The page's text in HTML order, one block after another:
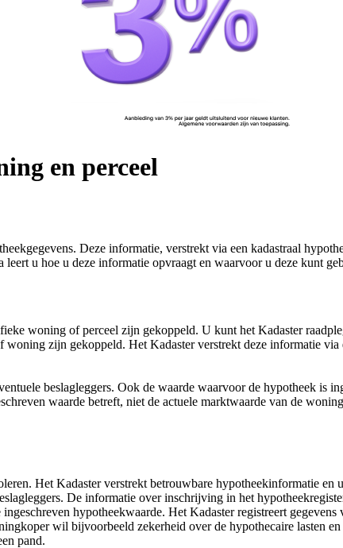
en perceel
Deze informatie, verstrekt via een kadastraal
u hoe u deze informatie opvraagt en waarvoor u deze kunt
woning of perceel zijn gekoppeld. U kunt het Kadaster
zijn gekoppeld. Het Kadaster verstrekt deze informatie via
beslagleggers. Ook de waarde waarvoor de hypotheek is
waarde betreft, niet de actuele marktwaarde van de
Het Kadaster verstrekt betrouwbare hypotheekinformatie en
De informatie over inschrijving in het
hypotheekwaarde. Het Kadaster registreert gegevens
wil bijvoorbeeld zekerheid over de hypothecaire lasten
pand.